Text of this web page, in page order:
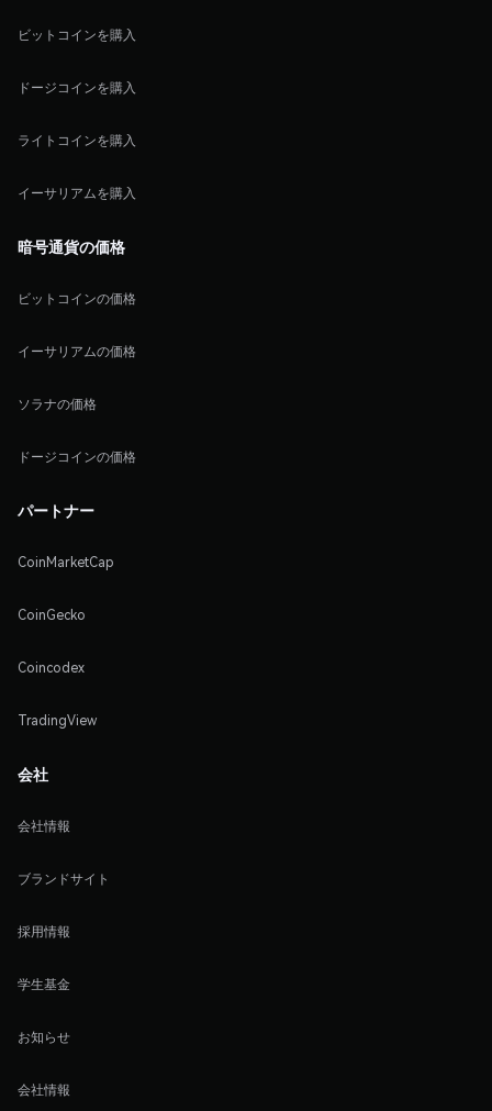
ビットコインを購入
ドージコインを購入
ライトコインを購入
イーサリアムを購入
暗号通貨の価格
ビットコインの価格
イーサリアムの価格
ソラナの価格
ドージコインの価格
パートナー
CoinMarketCap
CoinGecko
Coincodex
TradingView
会社
会社情報
ブランドサイト
採用情報
学生基金
お知らせ
会社情報